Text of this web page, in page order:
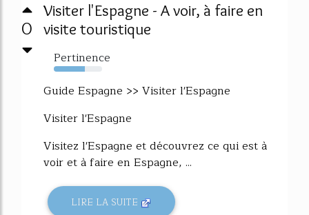
0
Visiter l'Espagne - A voir, à faire en
visite touristique
Pertinence
64%
Guide Espagne >> Visiter l'Espagne
Visiter l'Espagne
Visitez l'Espagne et découvrez ce qui est à
voir et à faire en Espagne, ...
LIRE LA SUITE